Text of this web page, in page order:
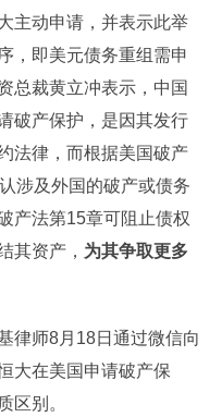
主动申请，并表示此举
，即美元债务重组需申
总裁黄立冲表示，中国
破产保护，是因其发行
法律，而根据美国破产
涉及外国的破产或债务
产法第15章可阻止债权
其资产， 为其争取更多
律师8月18日通过微信向
大在美国申请破产保
区别。